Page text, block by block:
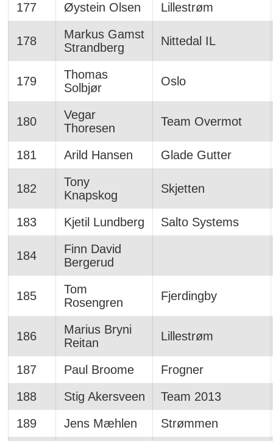
177 Øystein Olsen Lillestrøm
178
Markus Gamst
Strandberg
Nittedal IL
179
Thomas
Solbjør
Oslo
180
Vegar
Thoresen
Team Overmot
181 Arild Hansen Glade Gutter
182
Tony
Knapskog
Skjetten
183 Kjetil Lundberg Salto Systems
184
Finn David
Bergerud
185
Tom
Rosengren
Fjerdingby
186
Marius Bryni
Reitan
Lillestrøm
187 Paul Broome
Frogner
188
Stig Akersveen
Team 2013
189
Jens Mæhlen Strømmen